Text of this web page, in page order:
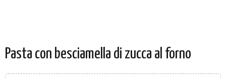
Pasta con besciamella di zucca al forno